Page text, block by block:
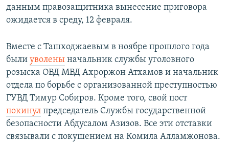
данным правозащитника вынесение приговора
ожидается в среду, 12 февраля.
Вместе с Ташходжаевым в ноябре прошлого года
были уволены начальник службы уголовного
розыска ОВД МВД Ахроржон Атхамов и начальник
отдела по борьбе с организованной преступностью
ГУВД Тимур Собиров. Кроме того, свой пост
покинул председатель Службы государственной
безопасности Абдусалом Азизов. Все эти отставки
связывали с покушением на Комила Алламжонова.